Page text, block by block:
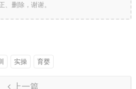
、删除，谢谢。
实操 育婴
上一篇